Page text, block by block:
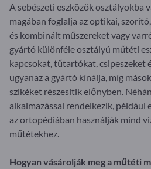
A sebészeti eszközök osztályokba
magában foglalja az optikai,
és kombinált műszereket vagy
gyártó különféle osztályú műtéti
kapcsokat, tűtartókat, csipeszeket
ugyanaz a gyártó kínálja, míg
szikéket részesítik előnyben.
alkalmazással rendelkezik, például
az ortopédiában használják mind
műtétekhez.
Hogyan vásárolják meg a műtéti